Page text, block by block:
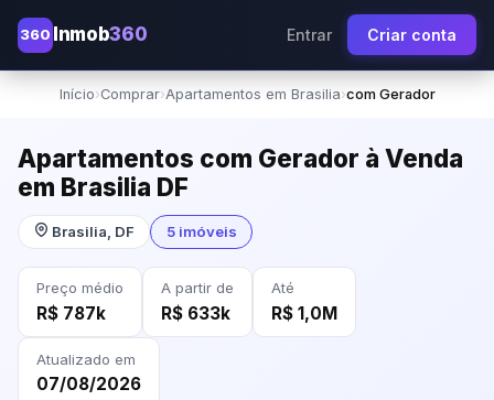
360 Inmob360 Entrar Criar conta
Início›Comprar›Apartamentos em Brasilia›com Gerador
Apartamentos com Gerador à Venda
em Brasilia DF
Brasilia, DF 5 imóveis
Preço médio
R$ 787k
A partir de
R$ 633k
Até
R$ 1,0M
Atualizado em
07/08/2026